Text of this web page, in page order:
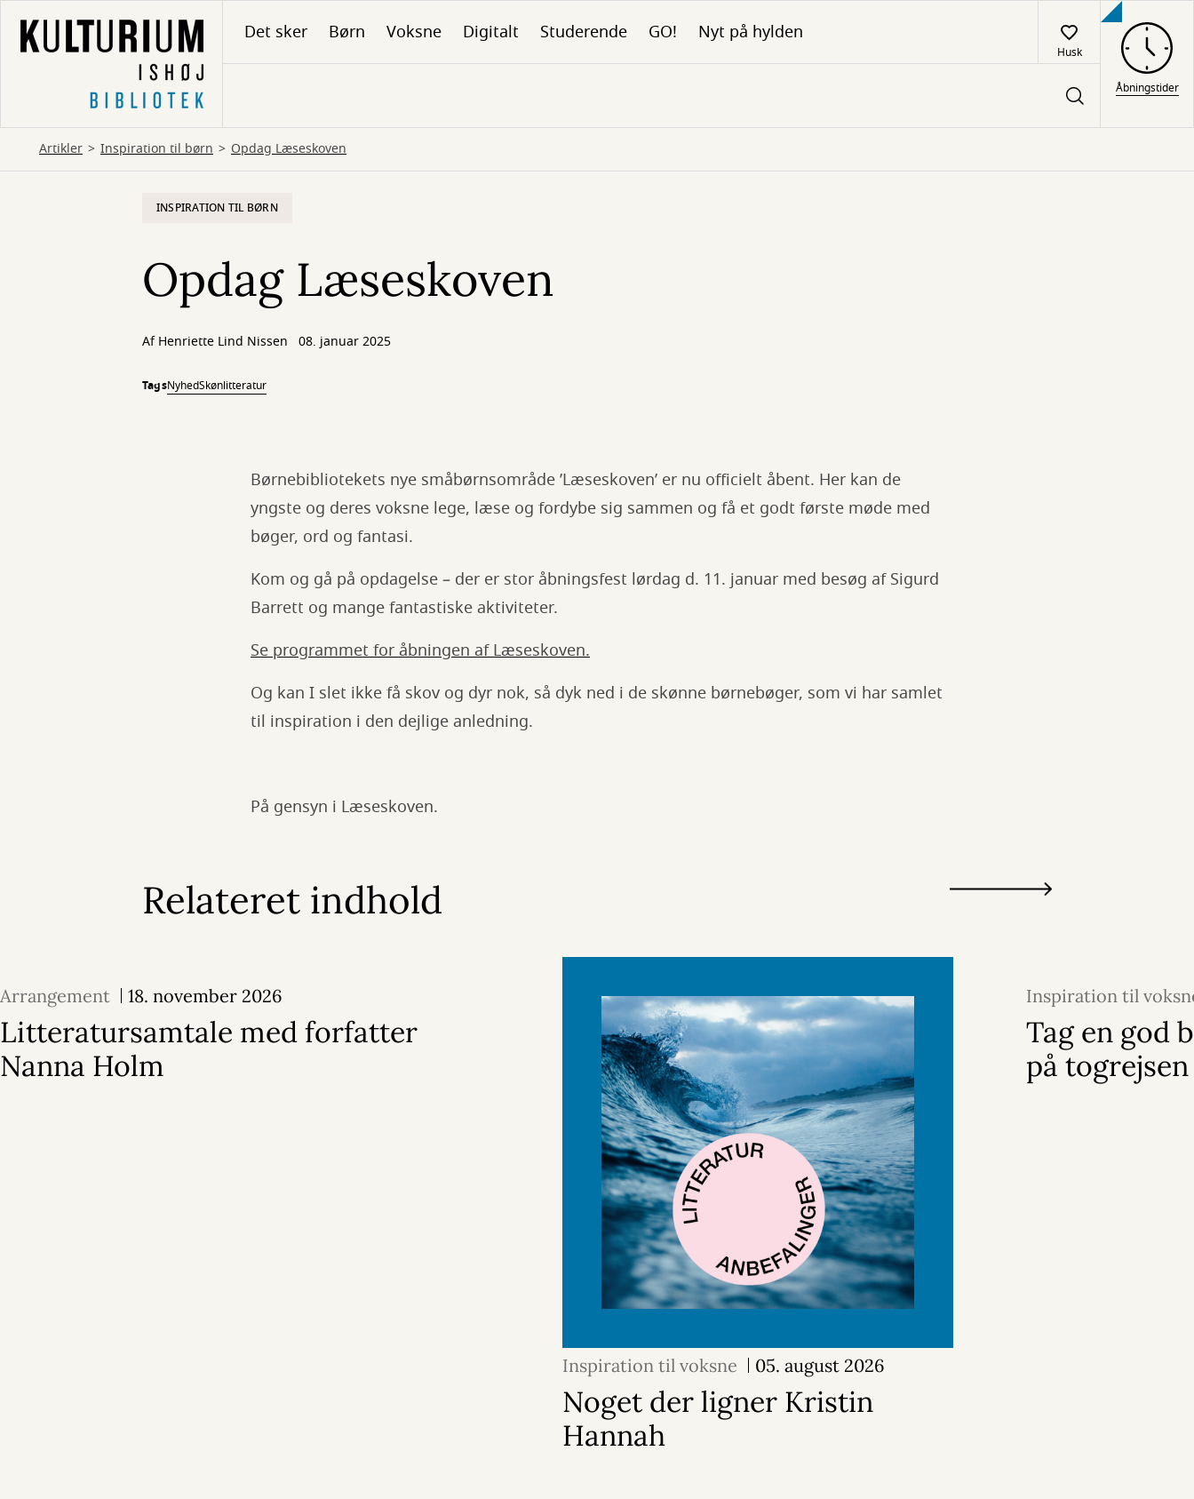
hovedindhold
Det sker Børn Voksne Digitalt Studerende GO! Nyt på hylden
Husk
Åbningstider
Artikler Inspiration til børn Opdag Læseskoven
INSPIRATION TIL BØRN
Opdag Læseskoven
AfHenriette Lind Nissen 08. januar 2025
TagsNyhedSkønlitteratur
Børnebibliotekets nye småbørnsområde ’Læseskoven’ er nu officielt åbent. Her kan de
yngste og deres voksne lege, læse og fordybe sig sammen og få et godt første møde med
bøger, ord og fantasi.
Kom og gå på opdagelse – der er stor åbningsfest lørdag d. 11. januar med besøg af Sigurd
Barrett og mange fantastiske aktiviteter.
Se programmet for åbningen af Læseskoven.
Og kan I slet ikke få skov og dyr nok, så dyk ned i de skønne børnebøger, som vi har samlet
til inspiration i den dejlige anledning.
På gensyn i Læseskoven.
Relateret indhold
Arrangement 18. november 2026
Litteratursamtale med forfatter
Nanna Holm
Inspiration til voksne 05. august 2026
Noget der ligner Kristin
Hannah
Inspiration til
2026
Tag en god
på togrejsen